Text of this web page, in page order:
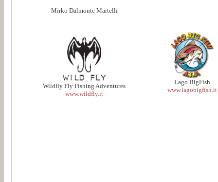
Mirko Dalmonte Martelli
Wildfly Fly Fishing Adventures
www.wildfly.it
Lago BigFish
www.lagobigfish.it